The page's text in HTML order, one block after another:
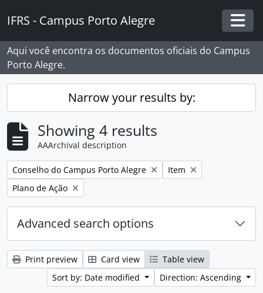
IFRS - Campus Porto Alegre
Aqui você encontra os documentos oficiais do Campus
Porto Alegre.
Narrow your results by:
Showing 4 results
AAArchival description
Remove filter:
Conselho do Campus Porto Alegre Remove filter:
Item
Remove filter:
Plano de Ação
Advanced search options
Print preview Card view
Table view
Sort by: Date modified
Direction: Ascending